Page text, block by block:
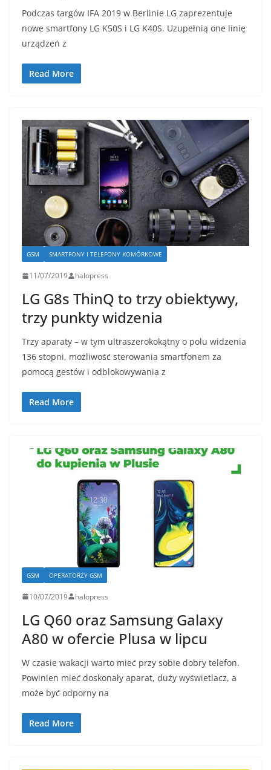
Podczas targów IFA 2019 w Berlinie LG zaprezentuje
nowe smartfony LG K50S i LG K40S. Uzupełnią one linię
urządzeń z
Read More
GSM SMARTFONY I TELEFONY KOMÓRKOWE
11/07/2019 halopress
LG G8s ThinQ to trzy obiektywy,
trzy punkty widzenia
Trzy aparaty – w tym ultraszerokokątny o polu widzenia
136 stopni, możliwość sterowania smartfonem za
pomocą gestów i odblokowywania z
Read More
GSM OPERATORZY GSM
10/07/2019 halopress
LG Q60 oraz Samsung Galaxy
A80 w ofercie Plusa w lipcu
W czasie wakacji warto mieć przy sobie dobry telefon.
Powinien mieć doskonały aparat, duży wyświetlacz, a
może być odporny na
Read More